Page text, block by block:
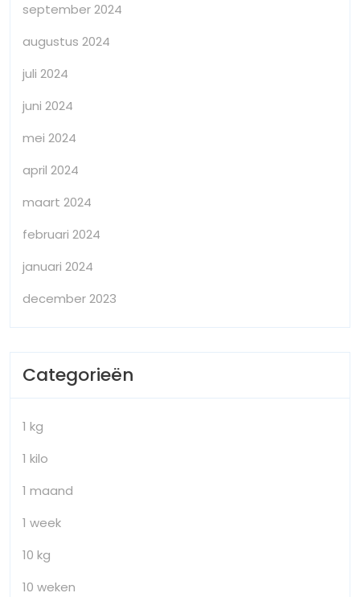
september 2024
augustus 2024
juli 2024
juni 2024
mei 2024
april 2024
maart 2024
februari 2024
januari 2024
december 2023
Categorieën
1 kg
1 kilo
1 maand
1 week
10 kg
10 weken